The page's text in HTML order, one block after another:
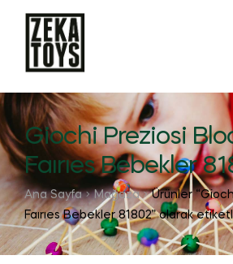
Giochi Preziosi
Faırıes Bebekler
Ana Sayfa Mağaza
Ürünler
Faırıes Bebekler 81802” olarak